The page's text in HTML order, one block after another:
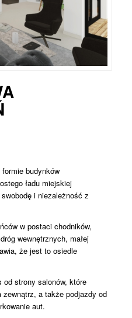
budynków
ładu miejskiej
i niezależność z
w postaci chodników,
wewnętrznych, małej
że jest to osiedle
od strony salonów, które
zewnątrz, a także podjazdy od
aut.